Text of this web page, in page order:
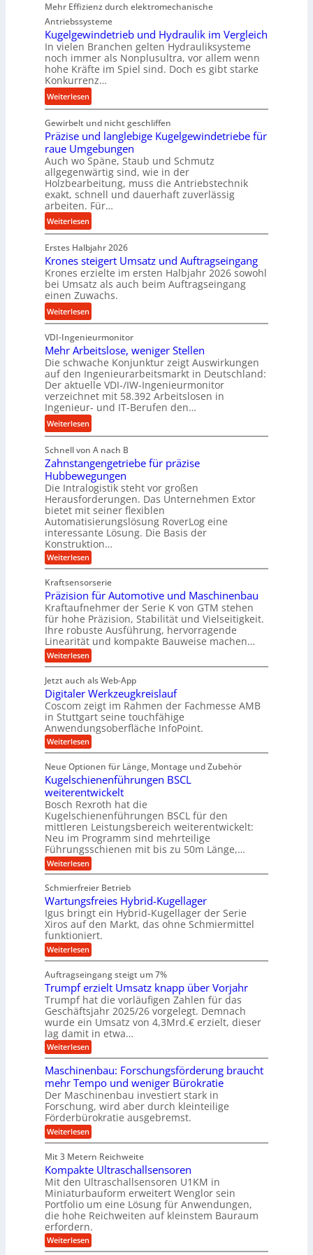
r
f
o
r
m
a
n
c
b
e
i
m
D
r
ü
c
k
p
r
o
z
e
s
Mehr Effizienz durch elektromechanische
Antriebssysteme
Kugelgewindetrieb und Hydraulik im Vergleich
In vielen Branchen gelten Hydrauliksysteme
noch immer als Nonplusultra, vor allem wenn
hohe Kräfte im Spiel sind. Doch es gibt starke
Konkurrenz…
Weiterlesen:
K
u
g
e
l
g
e
w
i
n
e
r
i
b
u
n
d
H
y
d
r
a
l
i
k
i
m
V
e
r
g
e
c
h
Gewirbelt und nicht geschliffen
Präzise und langlebige Kugelgewindetriebe für
raue Umgebungen
Auch wo Späne, Staub und Schmutz
allgegenwärtig sind, wie in der
Holzbearbeitung, muss die Antriebstechnik
exakt, schnell und dauerhaft zuverlässig
arbeiten. Für…
Weiterlesen:
P
r
ä
z
i
s
e
u
n
d
l
a
n
g
e
b
i
g
e
K
u
g
e
l
g
e
w
i
n
d
e
t
i
e
b
e
f
ü
r
r
a
u
e
U
m
g
e
b
u
n
g
e
n
Erstes Halbjahr 2026
Krones steigert Umsatz und Auftragseingang
Krones erzielte im ersten Halbjahr 2026 sowohl
bei Umsatz als auch beim Auftragseingang
einen Zuwachs.
Weiterlesen:
K
r
o
n
e
s
s
t
e
g
e
r
t
U
m
s
a
t
u
n
d
A
u
f
t
r
a
g
s
e
i
g
a
n
g
VDI-Ingenieurmonitor
Mehr Arbeitslose, weniger Stellen
Die schwache Konjunktur zeigt Auswirkungen
auf den Ingenieurarbeitsmarkt in Deutschland:
Der aktuelle VDI-/IW-Ingenieurmonitor
verzeichnet mit 58.392 Arbeitslosen in
Ingenieur- und IT-Berufen den…
Weiterlesen:
M
e
h
r
A
r
b
e
i
t
s
l
o
s
e
,
w
e
n
i
g
e
r
S
t
e
l
l
e
n
Schnell von A nach B
Zahnstangengetriebe für präzise
Hubbewegungen
Die Intralogistik steht vor großen
Herausforderungen. Das Unternehmen Extor
bietet mit seiner flexiblen
Automatisierungslösung RoverLog eine
interessante Lösung. Die Basis der
Konstruktion…
Weiterlesen:
Z
h
n
s
t
a
n
g
e
n
e
t
r
i
e
b
e
f
r
p
r
ä
z
i
s
e
H
u
b
e
w
e
g
u
n
g
e
Kraftsensorserie
Präzision für Automotive und Maschinenbau
Kraftaufnehmer der Serie K von GTM stehen
für hohe Präzision, Stabilität und Vielseitigkeit.
Ihre robuste Ausführung, hervorragende
Linearität und kompakte Bauweise machen…
Weiterlesen:
P
ä
z
i
s
i
o
n
f
r
A
u
t
o
m
o
t
i
v
e
n
d
M
a
s
c
h
i
e
n
b
a
u
Jetzt auch als Web-App
Digitaler Werkzeugkreislauf
Coscom zeigt im Rahmen der Fachmesse AMB
in Stuttgart seine touchfähige
Anwendungsoberfläche InfoPoint.
Weiterlesen:
D
g
i
t
a
l
e
r
W
e
r
k
z
e
u
g
k
r
e
i
s
a
u
f
Neue Optionen für Länge, Montage und Zubehör
Kugelschienenführungen BSCL
weiterentwickelt
Bosch Rexroth hat die
Kugelschienenführungen BSCL für den
mittleren Leistungsbereich weiterentwickelt:
Neu im Programm sind mehrteilige
Führungsschienen mit bis zu 50m Länge,…
Weiterlesen:
K
g
e
l
s
c
h
i
e
e
n
f
ü
h
r
u
n
g
e
n
B
S
C
L
w
e
i
t
e
r
e
n
t
w
i
c
k
Schmierfreier Betrieb
Wartungsfreies Hybrid-Kugellager
Igus bringt ein Hybrid-Kugellager der Serie
Xiros auf den Markt, das ohne Schmiermittel
funktioniert.
Weiterlesen:
W
r
t
u
n
g
s
r
e
i
e
s
H
y
b
r
i
d
-
u
g
e
l
a
g
e
r
Auftragseingang steigt um 7%
Trumpf erzielt Umsatz knapp über Vorjahr
Trumpf hat die vorläufigen Zahlen für das
Geschäftsjahr 2025/26 vorgelegt. Demnach
wurde ein Umsatz von 4,3Mrd.€ erzielt, dieser
lag damit in etwa…
Weiterlesen:
T
u
m
p
f
e
r
z
i
e
t
U
m
s
a
t
z
k
n
Maschinenbau: Forschungsförderung braucht
mehr Tempo und weniger Bürokratie
Der Maschinenbau investiert stark in
Forschung, wird aber durch kleinteilige
Förderbürokratie ausgebremst.
Weiterlesen:
M
s
c
h
i
n
e
n
b
a
u
Mit 3 Metern Reichweite
Kompakte Ultraschallsensoren
Mit den Ultraschallsensoren U1KM in
Miniaturbauform erweitert Wenglor sein
Portfolio um eine Lösung für Anwendungen,
die hohe Reichweiten auf kleinstem Bauraum
erfordern.
Weiterlesen:
K